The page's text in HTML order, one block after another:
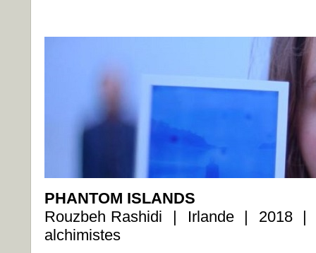
PHANTOM ISLANDS
Rouzbeh Rashidi | Irlande | 2018 |
alchimistes